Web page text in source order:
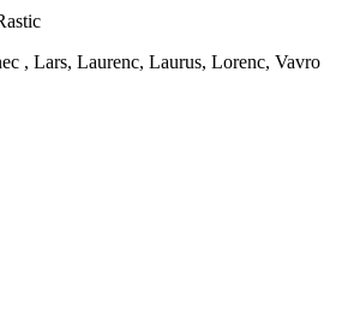
, Lars, Laurenc, Laurus, Lorenc, Vavro